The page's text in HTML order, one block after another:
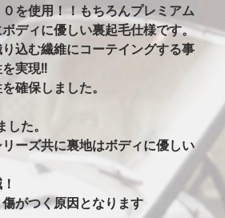
を使用！！もちろんプレミアム
ディに優しい裏起毛仕様です。
込む繊維にコーテイングする事
実現!!
確保しました。
た。
ーズ共に裏地はボディに優しい
がつく原因となります